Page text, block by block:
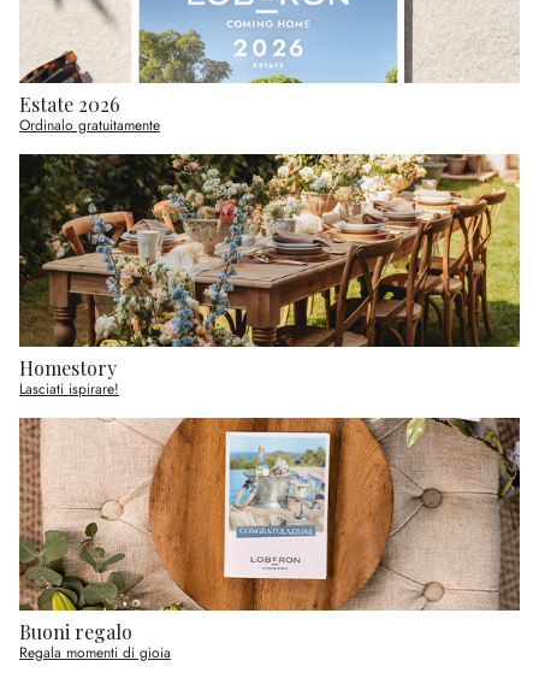
Estate 2026
Ordinalo gratuitamente
Homestory
Lasciati ispirare!
Buoni regalo
Regala momenti di gioia